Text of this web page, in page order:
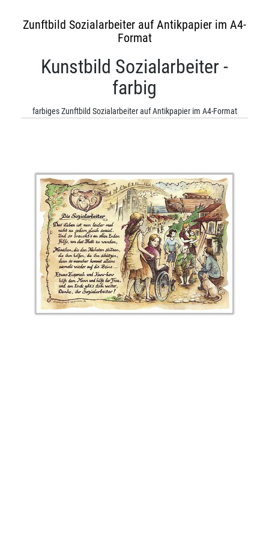
Zunftbild Sozialarbeiter auf Antikpapier im A4-
Format
Kunstbild Sozialarbeiter -
farbig
farbiges Zunftbild Sozialarbeiter auf Antikpapier im A4-Format